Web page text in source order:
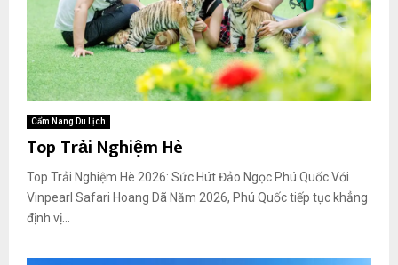
Cẩm Nang Du Lịch
Top Trải Nghiệm Hè
Top Trải Nghiệm Hè 2026: Sức Hút Đảo Ngọc Phú Quốc Với
Vinpearl Safari Hoang Dã Năm 2026, Phú Quốc tiếp tục khẳng
định vị...